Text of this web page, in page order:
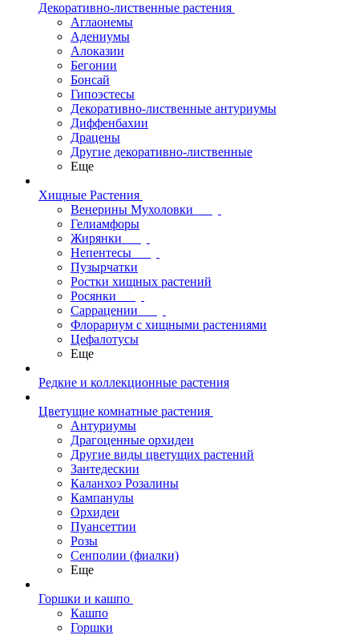
Декоративно-лиственные растения
Аглаонемы
Адениумы
Алоказии
Бегонии
Бонсай
Гипоэстесы
Декоративно-лиственные антуриумы
Диффенбахии
Драцены
Другие декоративно-лиственные
Еще
Хищные Растения
Венерины Мухоловки
Гелиамфоры
Жирянки
Непентесы
Пузырчатки
Ростки хищных растений
Росянки
Саррацении
Флорариум с хищными растениями
Цефалотусы
Еще
Редкие и коллекционные растения
Цветущие комнатные растения
Антуриумы
Драгоценные орхидеи
Другие виды цветущих растений
Зантедескии
Каланхоэ Розалины
Кампанулы
Орхидеи
Пуансеттии
Розы
Сенполии (фиалки)
Еще
Горшки и кашпо
Кашпо
Горшки